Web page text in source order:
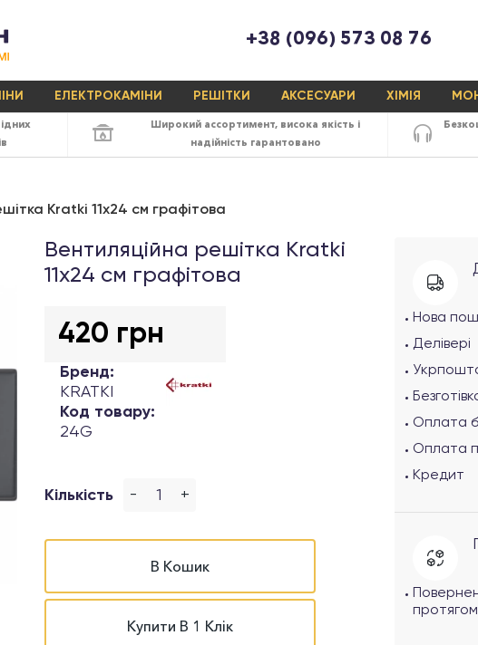
+38 (096) 573 08 76
ЕЛЕКТРОКАМІНИ РЕШІТКИ АКСЕСУАРИ ХІМІЯ
Широкий ассортимент, висока якість і
надійність гарантовано
Kratki 11х24 см графітова
Вентиляційна решітка Kratki
11х24 см графітова
420 грн
Бренд:
KRATKI
Код товару:
24G
Кількість - +
В Кошик
Купити В 1 Клік
Нова
Делівері
Оплата
Оплата
Кредит
протягом